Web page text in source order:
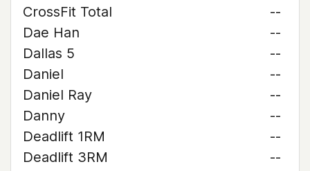
CrossFit Total
--
Dae Han
--
Dallas 5
--
Daniel
--
Daniel Ray
--
Danny
--
Deadlift 1RM
--
Deadlift 3RM
--